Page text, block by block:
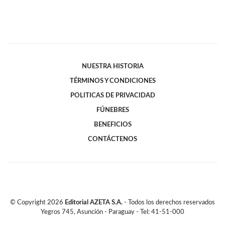
NUESTRA HISTORIA
TÉRMINOS Y CONDICIONES
POLITICAS DE PRIVACIDAD
FÚNEBRES
BENEFICIOS
CONTÁCTENOS
© Copyright 2026 Editorial AZETA S.A. - Todos los derechos reservados
Yegros 745, Asunción - Paraguay - Tel: 41-51-000